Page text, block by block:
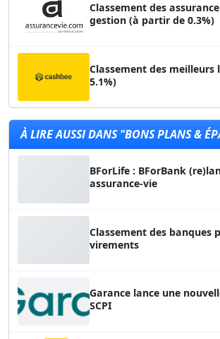
Classement des
gestion (à partir de 0.3%)
Classement des meilleurs
5.1%)
À LIRE AUSSI DANS "BONS PLANS &
BForLife : BForBank
assurance-vie
Classement des banques
virements
Garance lance une
SCPI